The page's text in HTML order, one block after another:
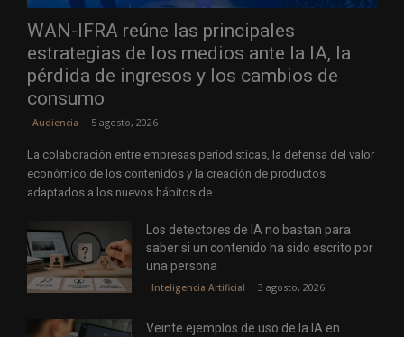
WAN-IFRA reúne las principales
estrategias de los medios ante la IA, la
pérdida de ingresos y los cambios de
consumo
Audiencia 5 agosto, 2026
La colaboración entre empresas periodísticas, la defensa del valor
económico de los contenidos y la creación de productos
adaptados a los nuevos hábitos de...
Los detectores de IA no bastan para
saber si un contenido ha sido escrito por
una persona
Inteligencia Artificial 3 agosto, 2026
Veinte ejemplos de uso de la IA en